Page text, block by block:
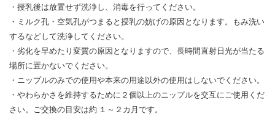
・授乳後は放置せず洗浄し、消毒を行ってください。
・ミルク孔・空気孔がつまると授乳の妨げの原因となります。もみ洗い
するなどして洗浄してください。
・劣化を早めたり変質の原因となりますので、長時間直射日光が当たる
場所に置かないでください。
・ニップルのみでの使用や本来の用途以外の使用はしないでください。
・やわらかさを維持するために２個以上のニップルを交互にご使用くだ
さい。ご交換の目安は約 １～２カ月です。